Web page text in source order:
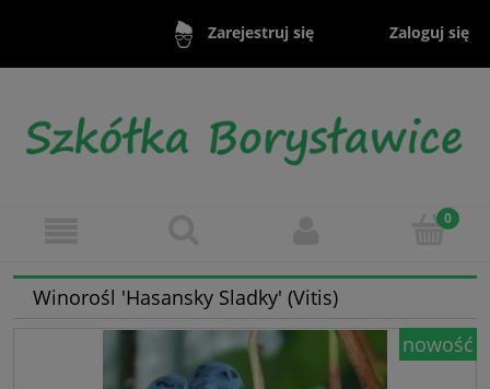
Zarejestruj się Zaloguj się
Winorośl 'Hasansky Sladky' (Vitis)
nowość